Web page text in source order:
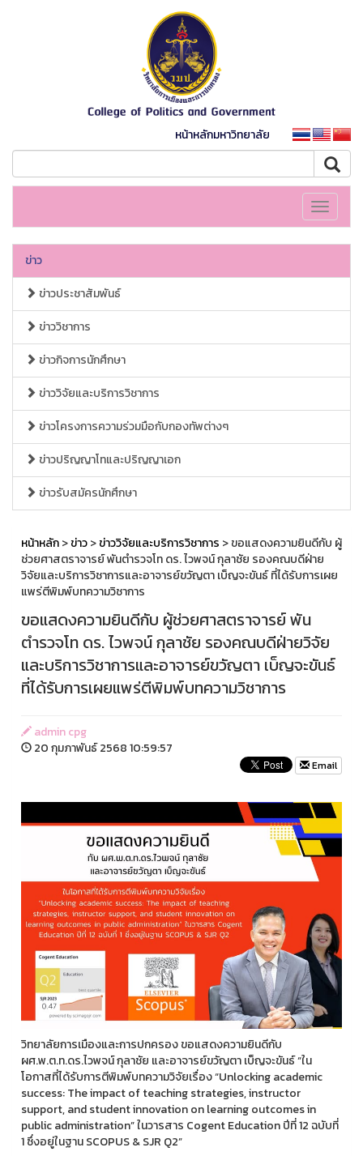
หน้าหลักมหาวิทยาลัย
Toggle
ข่าว
ข่าวประชาสัมพันธ์
ข่าววิชาการ
ข่าวกิจการนักศึกษา
ข่าววิจัยและบริการวิชาการ
ข่าวโครงการความร่วมมือกับกองทัพต่างๆ
ข่าวปริญญาโทและปริญญาเอก
ข่าวรับสมัครนักศึกษา
หน้าหลัก>ข่าว>ข่าววิจัยและบริการวิชาการ > ขอแสดงความยินดีกับ ผู้
ช่วยศาสตราจารย์ พันตำรวจโท ดร. ไวพจน์ กุลาชัย รองคณบดีฝ่าย
วิจัยและบริการวิชาการและอาจารย์ขวัญตา เบ็ญจะขันธ์ ที่ได้รับการเผย
แพร่ตีพิมพ์บทความวิชาการ
ขอแสดงความยินดีกับ ผู้ช่วยศาสตราจารย์ พัน
ตำรวจโท ดร. ไวพจน์ กุลาชัย รองคณบดีฝ่ายวิจัย
และบริการวิชาการและอาจารย์ขวัญตา เบ็ญจะขันธ์
ที่ได้รับการเผยแพร่ตีพิมพ์บทความวิชาการ
admin cpg
20 กุมภาพันธ์ 2568 10:59:57
Email
วิทยาลัยการเมืองและการปกครอง ขอแสดงความยินดีกับ
ผศ.พ.ต.ท.ดร.ไวพจน์ กุลาชัย และอาจารย์ขวัญตา เบ็ญจะขันธ์ “ใน
โอกาสที่ได้รับการตีพิมพ์บทความวิจัยเรื่อง “Unlocking academic
success: The impact of teaching strategies, instructor
support, and student innovation on learning outcomes in
public administration” ในวารสาร Cogent Education ปีที่ 12 ฉบับที่
1 ซึ่งอยู่ในฐาน SCOPUS & SJR Q2”